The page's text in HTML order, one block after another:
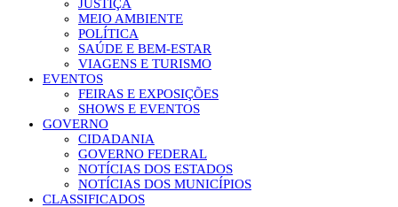
JUSTIÇA
MEIO AMBIENTE
POLÍTICA
SAÚDE E BEM-ESTAR
VIAGENS E TURISMO
EVENTOS
FEIRAS E EXPOSIÇÕES
SHOWS E EVENTOS
GOVERNO
CIDADANIA
GOVERNO FEDERAL
NOTÍCIAS DOS ESTADOS
NOTÍCIAS DOS MUNICÍPIOS
CLASSIFICADOS